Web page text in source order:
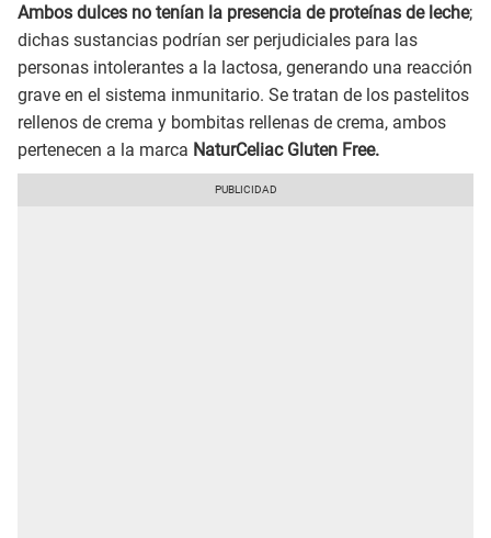
Ambos dulces no tenían la presencia de proteínas de leche;
dichas sustancias podrían ser perjudiciales para las
personas intolerantes a la lactosa, generando una reacción
grave en el sistema inmunitario. Se tratan de los pastelitos
rellenos de crema y bombitas rellenas de crema, ambos
pertenecen a la marca NaturCeliac Gluten Free.